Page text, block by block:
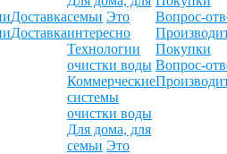
Доставка
Доставка
семьи Это
интересно
Технологии
очистки воды
Коммерческие
системы
очистки воды
Для дома, для
семьи Это
Вопрос-
Покупки
Вопрос-